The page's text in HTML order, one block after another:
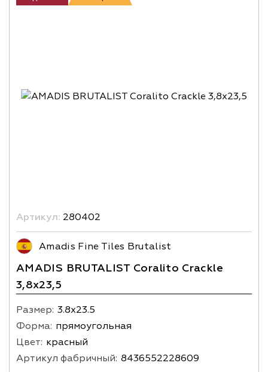
Артикул: 280402
Amadis Fine Tiles Brutalist
AMADIS BRUTALIST Coralito Crackle
3,8х23,5
Размер: 3.8х23.5
Форма: прямоугольная
Цвет: красный
Артикул фабричный: 8436552228609